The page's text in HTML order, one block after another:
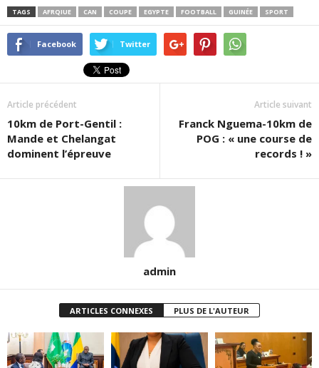
TAGS AFRQIUE CAN COUPE EGYPTE FOOTBALL GUINÉE SPORT
Facebook Twitter
Article précédent
10km de Port-Gentil :
Mande et Chelangat
dominent l’épreuve
Article suivant
Franck Nguema-10km de
POG : « une course de
records ! »
admin
ARTICLES CONNEXES PLUS DE L'AUTEUR